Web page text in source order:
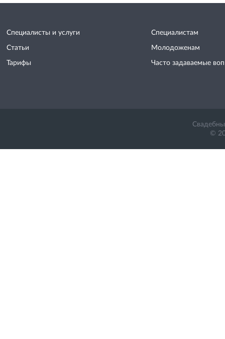
Специалисты и услуги
Статьи
Тарифы
Специалистам
Молодоженам
Часто задаваемые
©